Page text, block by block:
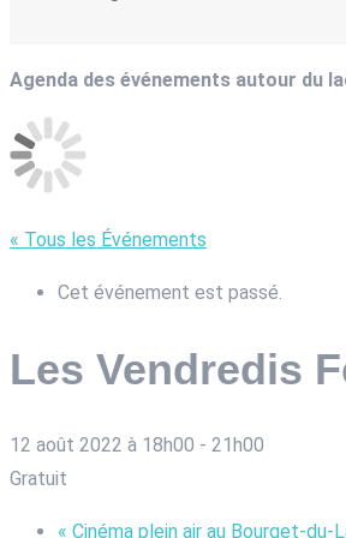
Agenda des événements autour du
« Tous les Événements
Cet événement est passé.
Les Vendredis
12 août 2022 à 18h00 - 21h00
Gratuit
« Cinéma plein air au Bourget-du-